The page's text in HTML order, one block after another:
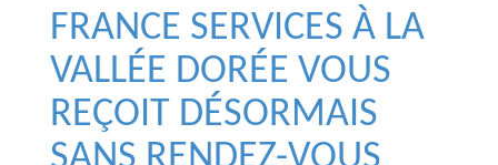
FRANCE SERVICES À LA
VALLÉE DORÉE VOUS
REÇOIT DÉSORMAIS